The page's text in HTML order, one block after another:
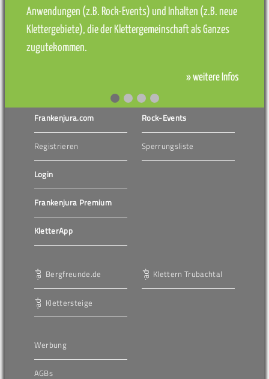
Anwendungen (z.B. Rock-Events) und Inhalten (z.B. neue
Klettergebiete), die der Klettergemeinschaft als Ganzes
zugutekommen.
» weitere Infos
Frankenjura.com
Registrieren
Login
Frankenjura Premium
KletterApp
Rock-Events
Sperrungsliste
Bergfreunde.de
Klettersteige
Klettern Trubachtal
Werbung
AGBs